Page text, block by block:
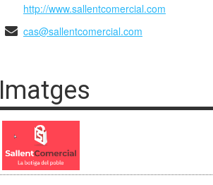
http://www.sallentcomercial.com
cas@sallentcomercial.com
Imatges